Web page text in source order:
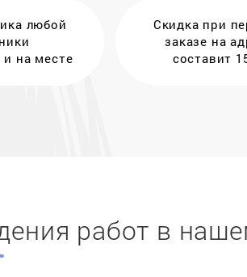
любой
и на месте
Скидка при
заказе на
составит
работ в